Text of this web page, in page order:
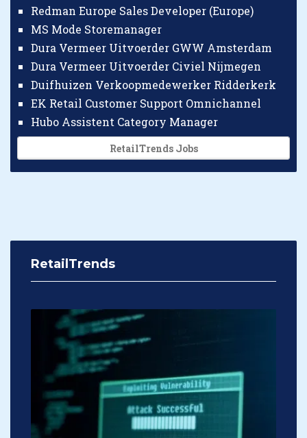
Redman Europe Sales Developer (Europe)
MS Mode Storemanager
Dura Vermeer Uitvoerder GWW Amsterdam
Dura Vermeer Uitvoerder Civiel Nijmegen
Duifhuizen Verkoopmedewerker Ridderkerk
EK Retail Customer Support Omnichannel
Hubo Assistent Category Manager
RetailTrends Jobs
RetailTrends